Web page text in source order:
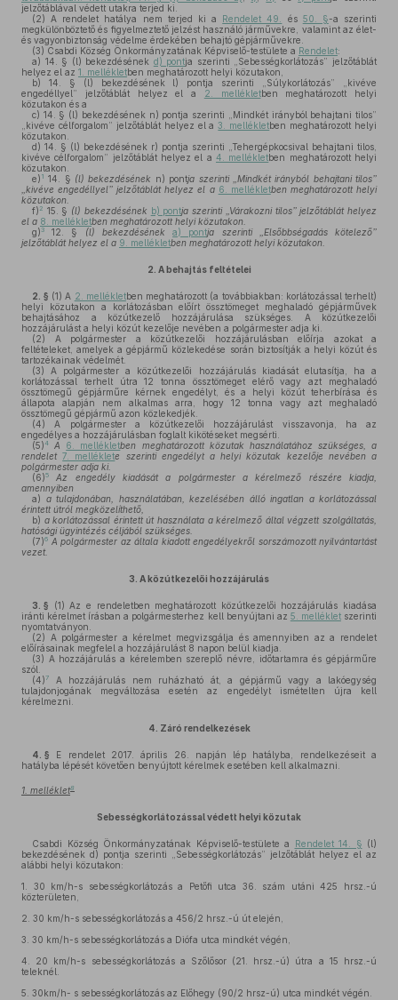
jelzőtáblával védett utakra terjed ki.
(2) A rendelet hatálya nem terjed ki a Rendelet 49. és 50. §-a szerinti
megkülönböztető és figyelmeztető jelzést használó járművekre, valamint az élet-
és vagyonbiztonság védelme érdekében behajtó gépjárművekre.
(3) Csabdi Község Önkormányzatának Képviselő-testülete a Rendelet:
a) 14. § (l) bekezdésének d) pontja szerinti „Sebességkorlátozás” jelzőtáblát
helyez el az 1. mellékletben meghatározott helyi közutakon,
b) 14. § (l) bekezdésének l) pontja szerinti „Súlykorlátozás” „kivéve
engedéllyel” jelzőtáblát helyez el a
2. mellékletben meghatározott helyi
közutakon és a
c) 14. § (l) bekezdésének n) pontja szerinti „Mindkét irányból behajtani tilos”
„kivéve célforgalom” jelzőtáblát helyez el a3. mellékletben meghatározott helyi
közutakon.
d) 14. § (l) bekezdésének r) pontja szerinti „Tehergépkocsival behajtani tilos,
kivéve célforgalom” jelzőtáblát helyez el a 4. mellékletben meghatározott helyi
közutakon.
e) 1 14. § (l) bekezdésének n) pontja szerinti „Mindkét irányból behajtani tilos”
„kivéve engedéllyel” jelzőtáblát helyez el a 6. mellékletben meghatározott helyi
közutakon.
f) 2 15. § (l) bekezdésének b) pontja szerinti „Várakozni tilos” jelzőtáblát helyez
el a 8. mellékletben meghatározott helyi közutakon.
g) 3 12. § (l) bekezdéséneka) pontja szerinti „Elsőbbségadás kötelező”
jelzőtáblát helyez el a 9. mellékletben meghatározott helyi közutakon.
2. A behajtás feltételei
2. § (1) A 2. mellékletben meghatározott (a továbbiakban: korlátozással terhelt)
helyi közutakon a korlátozásban előírt össztömeget meghaladó gépjárművek
behajtásához a közútkezelő hozzájárulása szükséges. A közútkezelői
hozzájárulást a helyi közút kezelője nevében a polgármester adja ki.
(2) A polgármester a közútkezelői hozzájárulásban előírja azokat a
feltételeket, amelyek a gépjármű közlekedése során biztosítják a helyi közút és
tartozékainak védelmét.
(3) A polgármester a közútkezelői hozzájárulás kiadását elutasítja, ha a
korlátozással terhelt útra 12 tonna össztömeget elérő vagy azt meghaladó
össztömegű gépjárműre kérnek engedélyt, és a helyi közút teherbírása és
állapota alapján nem alkalmas arra, hogy 12 tonna vagy azt meghaladó
össztömegű gépjármű azon közlekedjék.
(4) A polgármester a közútkezelői hozzájárulást visszavonja, ha az
engedélyes a hozzájárulásban foglalt kikötéseket megsérti.
(5)4 A 6. mellékletben meghatározott közutak használatához szükséges, a
rendelet7. melléklete szerinti engedélyt a helyi közutak kezelője nevében a
polgármester adja ki.
(6)5
Az engedély kiadását a polgármester a kérelmező részére kiadja,
amennyiben
a) a tulajdonában, használatában, kezelésében álló ingatlan a korlátozással
érintett útról megközelíthető,
b) a korlátozással érintett út használata a kérelmező által végzett szolgáltatás,
hatósági ügyintézés céljából szükséges.
(7)6 A polgármester az általa kiadott engedélyekről sorszámozott nyilvántartást
vezet.
3. A közútkezelői hozzájárulás
3. § (1) Az e rendeletben meghatározott közútkezelői hozzájárulás kiadása
iránti kérelmet írásban a polgármesterhez kell benyújtani az 5. mellékletszerinti
nyomtatványon.
(2) A polgármester a kérelmet megvizsgálja és amennyiben az a rendelet
előírásainak megfelel a hozzájárulást 8 napon belül kiadja.
(3) A hozzájárulás a kérelemben szereplő névre, időtartamra és gépjárműre
szól.
(4)7
A hozzájárulás nem ruházható át, a gépjármű vagy a lakóegység
tulajdonjogának megváltozása esetén az engedélyt ismételten újra kell
kérelmezni.
4. Záró rendelkezések
4. § E rendelet 2017. április 26. napján lép hatályba, rendelkezéseit a
hatályba lépését követően benyújtott kérelmek esetében kell alkalmazni.
1. melléklet8
Sebességkorlátozással védett helyi közutak
Csabdi Község Önkormányzatának Képviselő-testülete a Rendelet 14. § (l)
bekezdésének d) pontja szerinti „Sebességkorlátozás” jelzőtáblát helyez el az
alábbi helyi közutakon:
1.
30 km/h-s sebességkorlátozás a Petőfi utca 36. szám utáni 425 hrsz.-ú
közterületen,
2. 30 km/h-s sebességkorlátozás a 456/2 hrsz.-ú út elején,
3. 30 km/h-s sebességkorlátozás a Diófa utca mindkét végén,
4.
20 km/h-s sebességkorlátozás a Szőlősor (21. hrsz.-ú) útra a 15 hrsz.-ú
teleknél.
5. 30km/h- s sebességkorlátozás az Előhegy (90/2 hrsz-ú) utca mindkét végén.